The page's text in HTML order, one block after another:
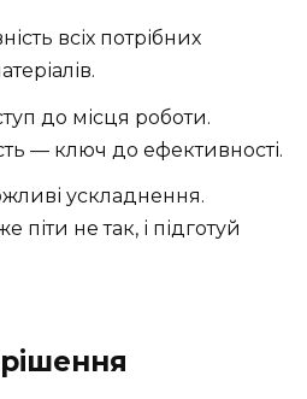
всіх потрібних
до місця роботи.
— ключ до ефективності.
ускладнення.
не так, і підготуй